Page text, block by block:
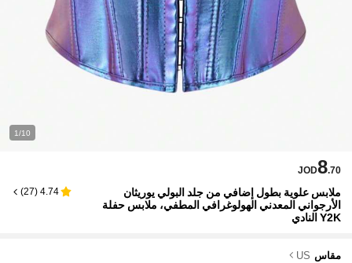
1/10
JOD8.70
ملابس علوية بطول إضافي من جلد البولي يوريثان
الأرجواني المعدني الهولوغرافي المطفي، ملابس حفلة
Y2K النادي
4.74
(
27
)
مقاس US